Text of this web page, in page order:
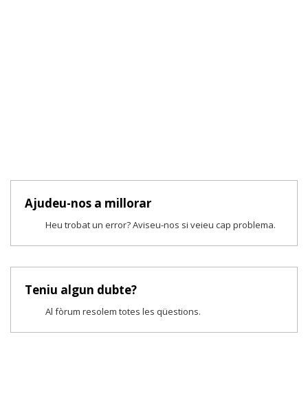
Ajudeu-nos a millorar
Heu trobat un error? Aviseu-nos si veieu cap problema.
Teniu algun dubte?
Al fòrum resolem totes les qüestions.